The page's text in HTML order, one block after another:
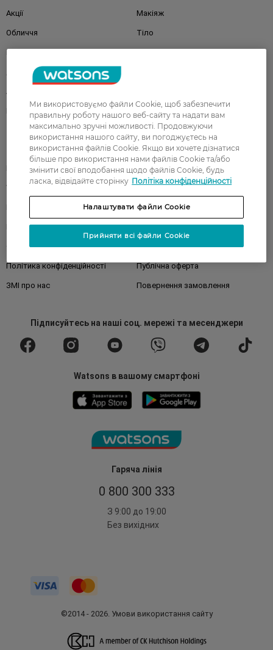
Гаряча лінія
0 800 300 333
З 9:00 до 19:00
Без вихідних
Акції Макіяж
Обличчя Тіло
Подарунки
Аксесуари
Клієнтам
Правила та умови Магазини
Watsons Club Подарункові сертифікати
Кар'єра у Watsons
Контакти Блог
Оплата та доставка FAQ
Політика конфіденційності Публічна оферта
ЗМІ про нас Повернення замовлення
Підписуйтесьна наші соц. мережі та месенджери
Watsons в вашому смартфоні
©2014 - 2026. Умови використання сайту
Ми використовуємо файли Cookie, щоб забезпечити
правильну роботу нашого веб-сайту та надати вам
максимально зручні можливості. Продовжуючи
використання нашого сайту, ви погоджуєтесь на
використання файлів Cookie. Якщо ви хочете дізнатися
більше про використання нами файлів Cookie та/або
змінити свої вподобання щодо файлів Cookie, будь
ласка, відвідайте сторінку Політіка конфіденційності
Налаштувати файли Cookie
Прийняти всі файли Cookie